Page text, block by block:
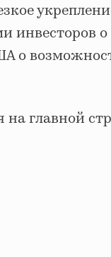
инвесторов
о
главной